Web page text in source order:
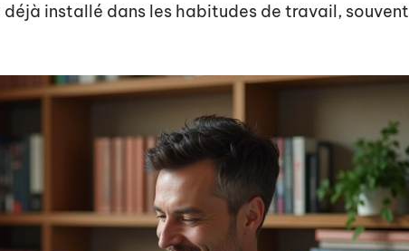
déjà installé dans les habitudes de travail, souvent